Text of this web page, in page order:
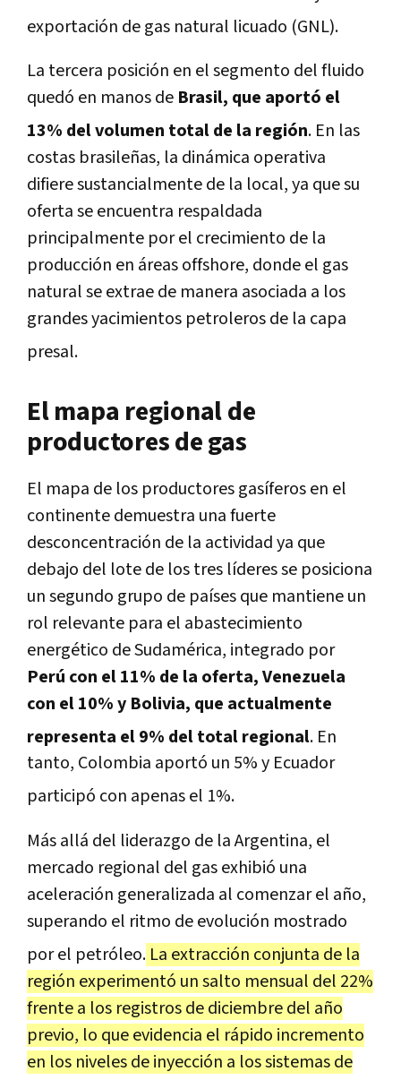
exportación de gas natural licuado (GNL).
La tercera posición en el segmento del fluido
quedó en manos de Brasil, que aportó el
13% del volumen total de la región. En las
costas brasileñas, la dinámica operativa
difiere sustancialmente de la local, ya que su
oferta se encuentra respaldada
principalmente por el crecimiento de la
producción en áreas offshore, donde el gas
natural se extrae de manera asociada a los
grandes yacimientos petroleros de la capa
presal.
El mapa regional de
productores de gas
El mapa de los productores gasíferos en el
continente demuestra una fuerte
desconcentración de la actividad ya que
debajo del lote de los tres líderes se posiciona
un segundo grupo de países que mantiene un
rol relevante para el abastecimiento
energético de Sudamérica, integrado por
Perú con el 11% de la oferta, Venezuela
con el 10% y Bolivia, que actualmente
representa el 9% del total regional. En
tanto, Colombia aportó un 5% y Ecuador
participó con apenas el 1%.
Más allá del liderazgo de la Argentina, el
mercado regional del gas exhibió una
aceleración generalizada al comenzar el año,
superando el ritmo de evolución mostrado
por el petróleo. La extracción conjunta de la
región experimentó un salto mensual del 22%
frente a los registros de diciembre del año
previo, lo que evidencia el rápido incremento
en los niveles de inyección a los sistemas de